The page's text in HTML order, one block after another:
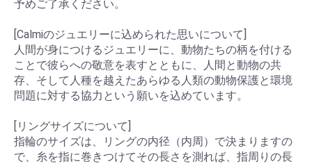
予めご了承ください。
[Calmiのジュエリーに込められた思いについて]
人間が身につけるジュエリーに、動物たちの柄を付ける
ことで彼らへの敬意を表すとともに、人間と動物の共
存、そして人種を越えたあらゆる人類の動物保護と環境
問題に対する協力という願いを込めています。
[リングサイズについて]
指輪のサイズは、リングの内径（内周）で決まりますの
で、糸を指に巻きつけてその長さを測れば、指周りの長